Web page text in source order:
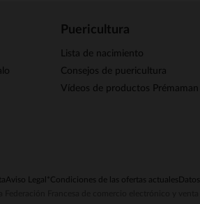
Puericultura
Lista de nacimiento
Consejos de puericultura
Vídeos de productos Prémaman
Aviso Legal *Condiciones de las ofertas actuales